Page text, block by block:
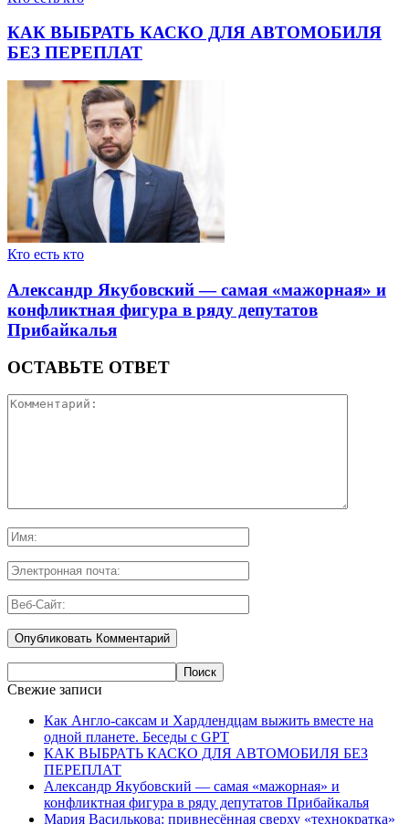
КАК ВЫБРАТЬ КАСКО ДЛЯ АВТОМОБИЛЯ
БЕЗ ПЕРЕПЛАТ
Кто есть кто
Александр Якубовский — самая «мажорная» и
конфликтная фигура в ряду депутатов
Прибайкалья
ОСТАВЬТЕ ОТВЕТ
Свежие записи
Как Англо-саксам и Хардлендцам выжить вместе на
одной планете. Беседы с GPT
КАК ВЫБРАТЬ КАСКО ДЛЯ АВТОМОБИЛЯ БЕЗ
ПЕРЕПЛАТ
Александр Якубовский — самая «мажорная» и
конфликтная фигура в ряду депутатов Прибайкалья
Мария Василькова: привнесённая сверху «технократка»